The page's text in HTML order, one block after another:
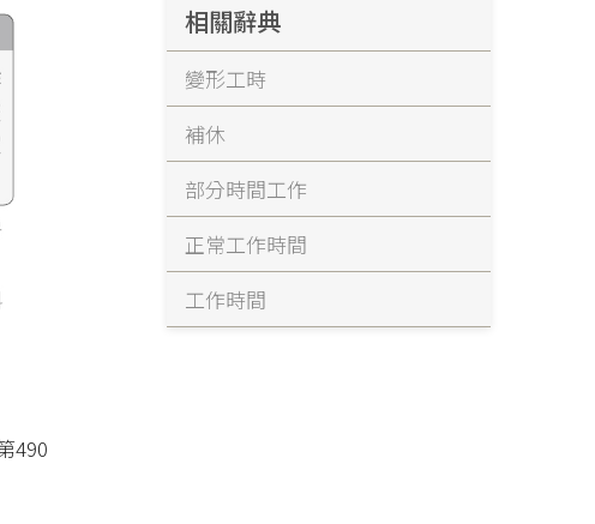
490
相關辭典
變形工時
補休
部分時間工作
正常工作時間
工作時間